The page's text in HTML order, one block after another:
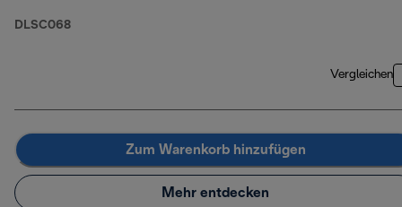
DLSC068
Vergleichen
Zum Warenkorb hinzufügen
Mehr entdecken